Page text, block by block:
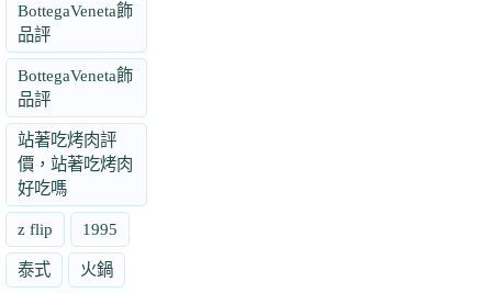
BottegaVeneta飾
品評
BottegaVeneta飾
品評
站著吃烤肉評
價，站著吃烤肉
好吃嗎
z flip 1995
泰式 火鍋